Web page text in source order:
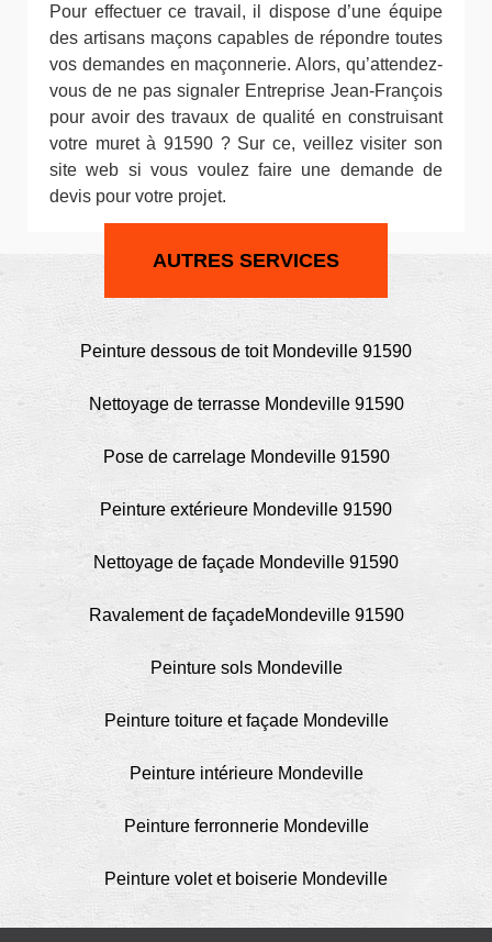
Pour effectuer ce travail, il dispose d’une équipe
des artisans maçons capables de répondre toutes
vos demandes en maçonnerie. Alors, qu’attendez-
vous de ne pas signaler Entreprise Jean-François
pour avoir des travaux de qualité en construisant
votre muret à 91590 ? Sur ce, veillez visiter son
site web si vous voulez faire une demande de
devis pour votre projet.
AUTRES SERVICES
Peinture dessous de toit Mondeville 91590
Nettoyage de terrasse Mondeville 91590
Pose de carrelage Mondeville 91590
Peinture extérieure Mondeville 91590
Nettoyage de façade Mondeville 91590
Ravalement de façadeMondeville 91590
Peinture sols Mondeville
Peinture toiture et façade Mondeville
Peinture intérieure Mondeville
Peinture ferronnerie Mondeville
Peinture volet et boiserie Mondeville